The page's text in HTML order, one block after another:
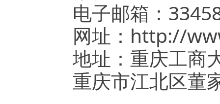
电子邮箱：
网址：http://
地址：重庆工商
重庆市江北区董